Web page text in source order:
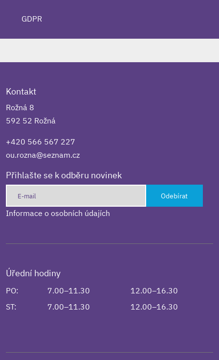
GDPR
Kontakt
Rožná 8
592 52 Rožná
+420 566 567 227
ou.rozna@seznam.cz
Přihlašte se k odběru novinek
Odebírat
Informace o osobních údajích
Úřední hodiny
PO: 7.00–11.30
12.00–16.30
ST:
7.00–11.30 12.00–16.30